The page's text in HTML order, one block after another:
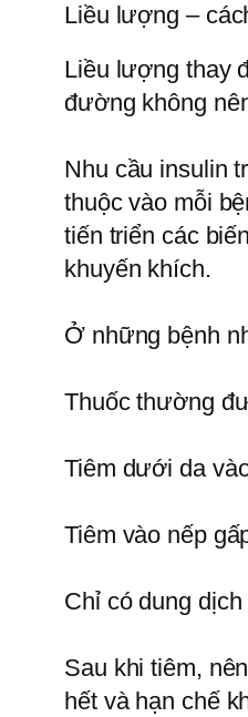
Liều lượng –
Liều lượng thay
đường không
Nhu cầu insulin
thuộc vào mỗi
tiến triển các
khuyến khích.
Ở những bệnh
Thuốc thường
Tiêm dưới da
Tiêm vào nếp
Chỉ có dung
Sau khi tiêm,
hết và hạn chế